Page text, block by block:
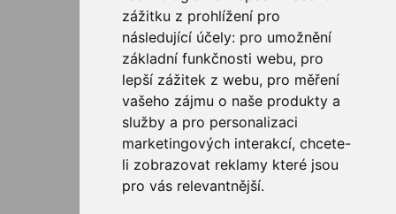
zážitku z prohlížení pro
následující účely: pro umožnění
základní funkčnosti webu, pro
lepší zážitek z webu, pro měření
vašeho zájmu o naše produkty a
služby a pro personalizaci
marketingových interakcí, chcete-
li zobrazovat reklamy které jsou
pro vás relevantnější.
SLEDUJTE NÁS
MOŽNOSTI PLATBY